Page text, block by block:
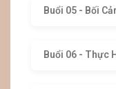
Buổi 05 - Bối
Buổi 06 - Thực